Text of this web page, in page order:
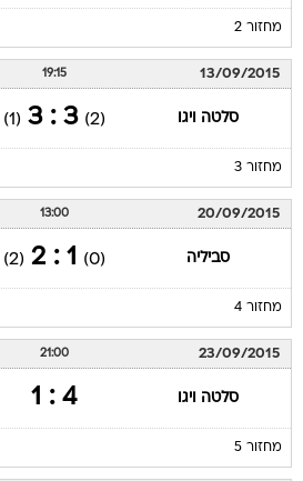
מחזור 2
13/09/2015
19:15
סלטה ויגו (2)
3 : 3
(1)
מחזור 3
20/09/2015
13:00
סביליה (0)
1 : 2
(2)
מחזור 4
23/09/2015
21:00
סלטה ויגו 4 : 1
מחזור 5